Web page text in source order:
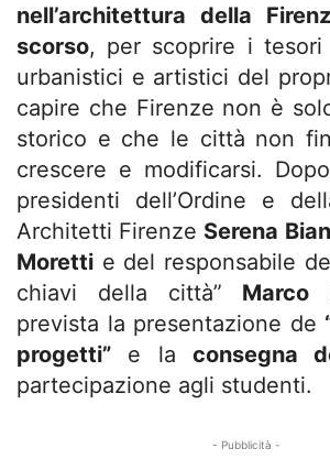
nell’architettura della
scorso, per scoprire i tesori
urbanistici e artistici del
capire che Firenze non è
storico e che le città non
crescere e modificarsi.
presidenti dell’Ordine e
Architetti Firenze Serena
Moretti e del responsabile
chiavi della città” Marco
prevista la presentazione de
progetti” e la consegna
partecipazione agli studenti.
- Pubblicità -